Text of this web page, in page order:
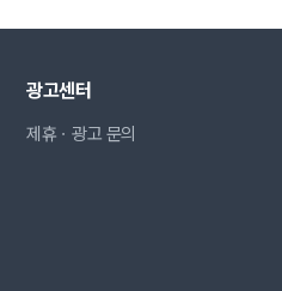
광고센터
제휴ㆍ광고 문의